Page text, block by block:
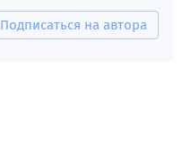
Подписаться на автора